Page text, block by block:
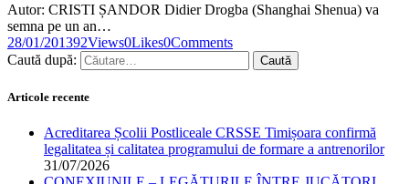
Autor: CRISTI ȘANDOR Didier Drogba (Shanghai Shenua) va
semna pe un an…
28/01/201392Views0Likes0Comments
Caută după:
Articole recente
Acreditarea Școlii Postliceale CRSSE Timișoara confirmă
legalitatea și calitatea programului de formare a antrenorilor
31/07/2026